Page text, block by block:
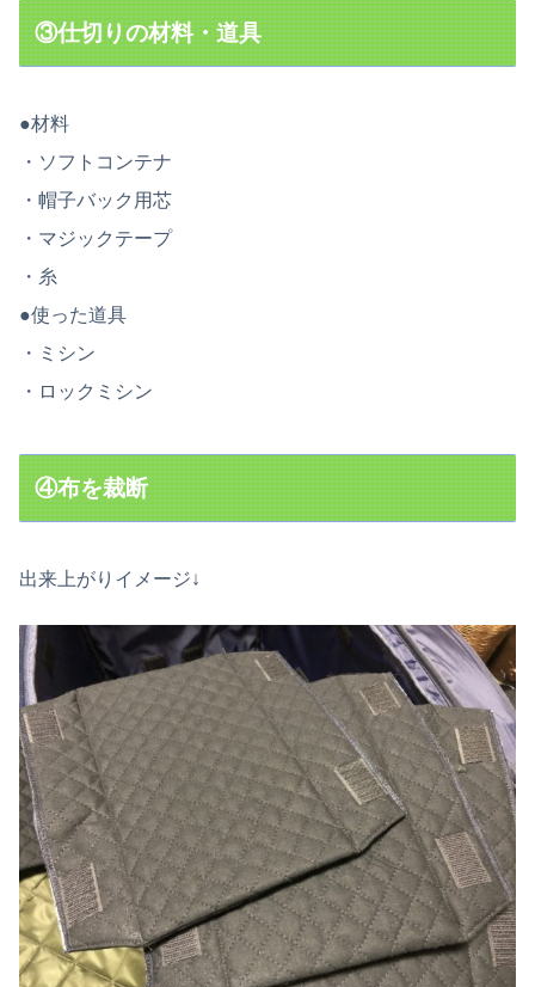
③仕切りの材料・道具
●材料
・ソフトコンテナ
・帽子バック用芯
・マジックテープ
・糸
●使った道具
・ミシン
・ロックミシン
④布を裁断
出来上がりイメージ↓